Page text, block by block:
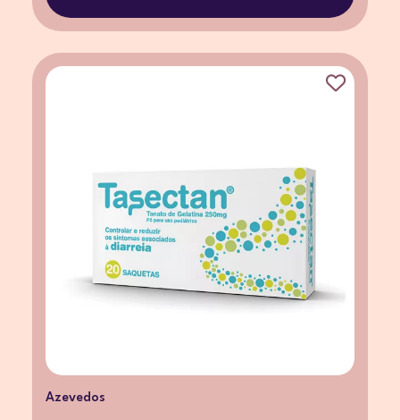
Azevedos